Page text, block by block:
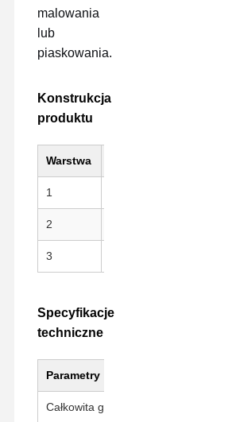
malowania
lub
piaskowania.
Konstrukcja
produktu
Warstwa
1
2
3
Specyfikacje
techniczne
Parametry
Całkowita grubość